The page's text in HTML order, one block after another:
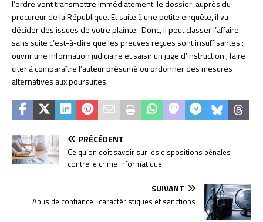
l’ordre vont transmettre immédiatement le dossier auprès du
procureur de la République. Et suite à une petite enquête, il va
décider des issues de votre plainte. Donc, il peut classer l’affaire
sans suite c’est-à-dire que les preuves reçues sont insuffisantes ;
ouvrir une information judiciaire et saisir un juge d’instruction ; faire
citer à comparaître l’auteur présumé ou ordonner des mesures
alternatives aux poursuites.
PRÉCÉDENT
Ce qu’on doit savoir sur les dispositions pénales
contre le crime informatique
SUIVANT
Abus de confiance : caractéristiques et sanctions